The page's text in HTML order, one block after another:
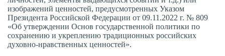
изображений ценностей, предусмотренных Указом
Президента Российской Федерации от 09.11.2022 г. № 809
«Об утверждении Основ государственной политики по
сохранению и укреплению традиционных российских
духовно-нравственных ценностей».